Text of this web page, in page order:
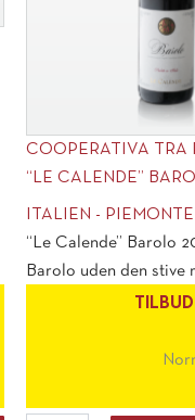
COOPERATIVA TRA
“LE CALENDE”
ITALIEN -
“Le Calende” Barolo
Barolo uden den stive
den dybde, man håber